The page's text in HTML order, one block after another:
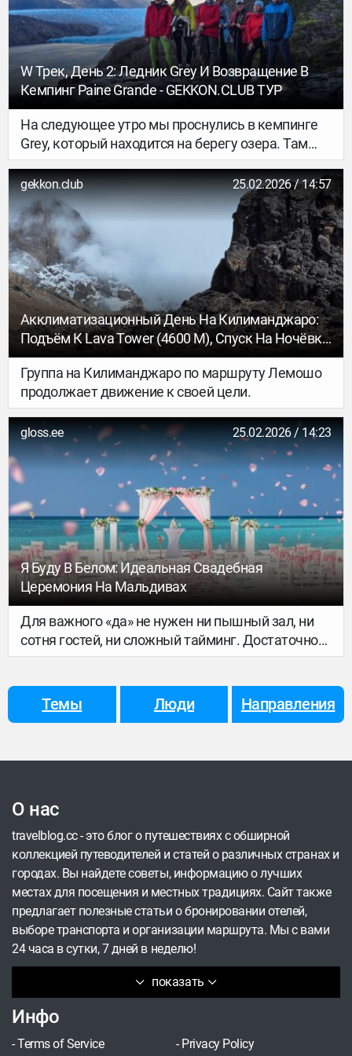
W Трек, День 2: Ледник Grey И Возвращение В
Кемпинг Paine Grande - GEKKON.CLUB ТУР
На следующее утро мы проснулись в кемпинге
Grey, который находится на берегу озера. Там
есть два варианта смотровых площадок: —
первая совсем рядом с кемпингом — минут 15
пешком, но ледник оттуда довольно далеко; —
вторая — примерно в 3,5 км, зато можно дойти
почти до самого ледника.
gekkon.club 25.02.2026 / 14:57
Акклиматизационный День На Килиманджаро:
Подъём К Lava Tower (4600 М), Спуск На Ночёвку
В Баранко - GEKKON.CLUB ТУР
Группа на Килиманджаро по маршруту Лемошо
продолжает движение к своей цели.
gloss.ee 25.02.2026 / 14:23
Я Буду В Белом: Идеальная Свадебная
Церемония На Мальдивах
Для важного «да» не нужен ни пышный зал, ни
сотня гостей, ни сложный тайминг. Достаточно
океана, теплого ветра и своего человека рядом.
Мальдивах в том, что все лишнее исчезает,
оставляя главное.
Темы Люди Направления
О нас
показать
travelblog.cc - это блог о путешествиях с обширной
коллекцией путеводителей и статей о различных странах и
городах. Вы найдете советы, информацию о лучших
местах для посещения и местных традициях. Сайт также
предлагает полезные статьи о бронировании отелей,
выборе транспорта и организации маршрута. Мы с вами
24 часа в сутки, 7 дней в неделю!
Инфо
-Terms of Service - Privacy Policy